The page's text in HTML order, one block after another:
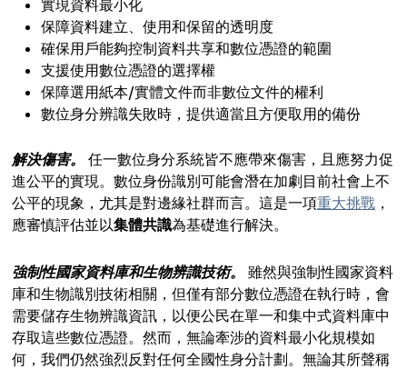
實現資料最小化
保障資料建立、使用和保留的透明度
確保用戶能夠控制資料共享和數位憑證的範圍
支援使用數位憑證的選擇權
保障選用紙本/實體文件而非數位文件的權利
數位身分辨識失敗時，提供適當且方便取用的備份
解決傷害。 任一數位身分系統皆不應帶來傷害，且應努力促
進公平的實現。數位身份識別可能會潛在加劇目前社會上不
公平的現象，尤其是對邊緣社群而言。這是一項重大挑戰，
應審慎評估並以集體共識為基礎進行解決。
強制性國家資料庫和生物辨識技術。 雖然與強制性國家資料
庫和生物識別技術相關，但僅有部分數位憑證在執行時，會
需要儲存生物辨識資訊，以便公民在單一和集中式資料庫中
存取這些數位憑證。然而，無論牽涉的資料最小化規模如
何，我們仍然強烈反對任何全國性身分計劃。無論其所聲稱